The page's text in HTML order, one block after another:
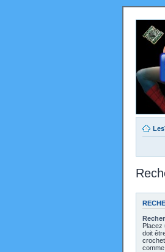
Placez
doit